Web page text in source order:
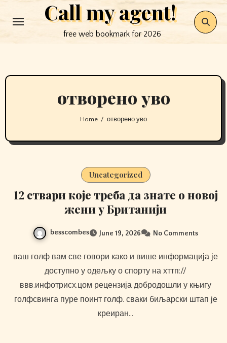
to
Call my agent!
free web bookmark for 2026
отворено уво
Home отворено уво
Uncategorized
12 ствари које треба да знате о новој
жени у Британији
besscombes June 19, 2026 No Comments
ваш голф вам све говори како и више информација је
доступно у одељку о спорту на хттп://
ввв.инфотрисх.цом рецензија добродошли у књигу
голфсвинга пуре поинт голф. сваки биљарски штап је
креиран…